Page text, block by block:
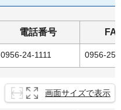
電話番号
0956-24-1111 0956-25-
画面サイズで表示